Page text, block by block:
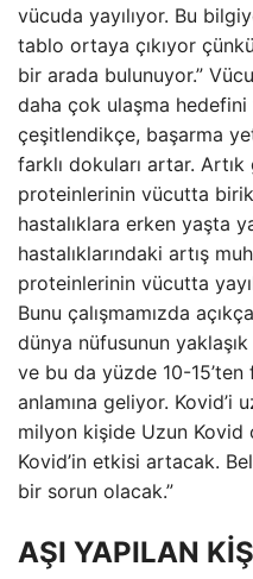
vücuda yayılıyor. Bu
tablo ortaya çıkıyor
bir arada bulunuyor.”
daha çok ulaşma hedefini
çeşitlendikçe, başarma
farklı dokuları artar.
proteinlerinin vücutta
hastalıklara erken yaşta
hastalıklarındaki artış
proteinlerinin vücutta
Bunu çalışmamızda
dünya nüfusunun yaklaşık
ve bu da yüzde 10-15’ten
anlamına geliyor. Kovid’i
milyon kişide Uzun Kovid
Kovid’in etkisi artacak.
bir sorun olacak.”
AŞI YAPILAN